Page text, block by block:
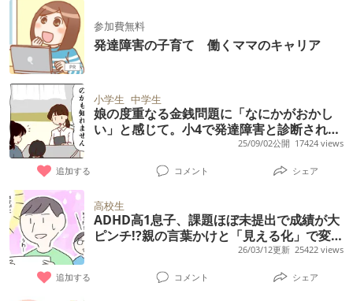
参加費無料
発達障害の子育て 働くママのキャリア
小学生 中学生
娘の度重なる金銭問題に「なにかがおかし
い」と感じて。小4で発達障害と診断される
25/09/02公開 17424 views
追加する コメント シェア
高校生
ADHD高1息子、課題ほぼ未提出で成績が大
ピンチ!?親の言葉かけと「見える化」で変化
26/03/12更新 25422 views
追加する コメント シェア